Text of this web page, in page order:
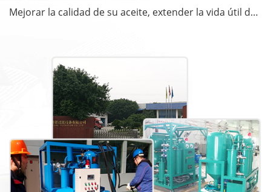
Mejorar la calidad de su aceite, extender la vida útil del equipo y ahorrar su dinero